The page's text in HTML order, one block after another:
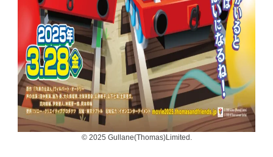
© 2025 Gullane(Thomas)Limited.